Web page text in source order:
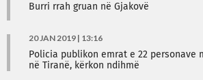
Burri rrah gruan në Gjakovë
20 JAN 2019 | 13:16
Policia publikon emrat e 22 personave
në Tiranë, kërkon ndihmë